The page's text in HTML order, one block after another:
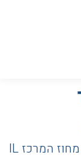
מחוז המרכז IL